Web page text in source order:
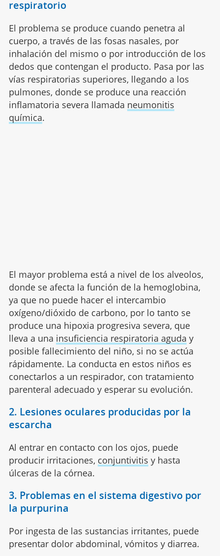
respiratorio
El problema se produce cuando penetra al
cuerpo, a través de las fosas nasales, por
inhalación del mismo o por introducción de los
dedos que contengan el producto. Pasa por las
vías respiratorias superiores, llegando a los
pulmones, donde se produce una reacción
inflamatoria severa llamada neumonitis
química.
El mayor problema está a nivel de los alveolos,
donde se afecta la función de la hemoglobina,
ya que no puede hacer el intercambio
oxígeno/dióxido de carbono, por lo tanto se
produce una hipoxia progresiva severa, que
lleva a una insuficiencia respiratoria aguda y
posible fallecimiento del niño, si no se actúa
rápidamente. La conducta en estos niños es
conectarlos a un respirador, con tratamiento
parenteral adecuado y esperar su evolución.
2. Lesiones oculares producidas por la
escarcha
Al entrar en contacto con los ojos, puede
producir irritaciones, conjuntivitis y hasta
úlceras de la córnea.
3. Problemas en el sistema digestivo por
la purpurina
Por ingesta de las sustancias irritantes, puede
presentar dolor abdominal, vómitos y diarrea.